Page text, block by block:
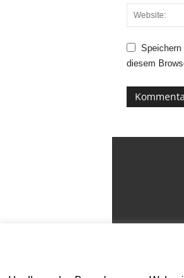
diesem